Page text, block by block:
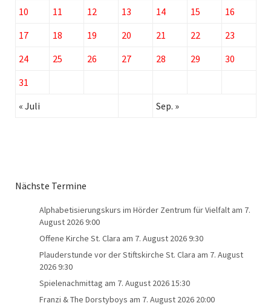
10
11 12 13 14 15
16
17
18 19 20 21 22
23
24
25 26 27 28 29
30
31
« Juli
Sep. »
Nächste Termine
Alphabetisierungskurs im Hörder Zentrum für Vielfalt am 7.
August 2026 9:00
Offene Kirche St. Clara am 7. August 2026 9:30
Plauderstunde vor der Stiftskirche St. Clara am 7. August
2026 9:30
Spielenachmittag am 7. August 2026 15:30
Franzi & The Dorstyboys am 7. August 2026 20:00